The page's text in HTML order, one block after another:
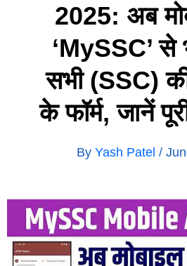
2025: अब
‘MySSC’ से
सभी (SSC) की
के फॉर्म, जानें
By Yash Patel /